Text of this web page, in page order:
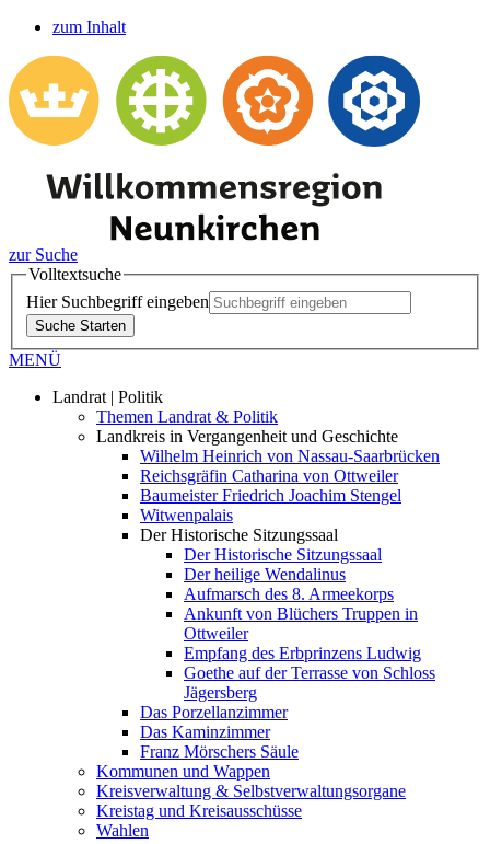
zum Inhalt
zur Suche
Volltextsuche
Hier Suchbegriff eingeben
Suche Starten
MENÜ
Landrat | Politik
Themen Landrat & Politik
Landkreis in Vergangenheit und Geschichte
Wilhelm Heinrich von Nassau-Saarbrücken
Reichsgräfin Catharina von Ottweiler
Baumeister Friedrich Joachim Stengel
Witwenpalais
Der Historische Sitzungssaal
Der Historische Sitzungssaal
Der heilige Wendalinus
Aufmarsch des 8. Armeekorps
Ankunft von Blüchers Truppen in
Ottweiler
Empfang des Erbprinzens Ludwig
Goethe auf der Terrasse von Schloss
Jägersberg
Das Porzellanzimmer
Das Kaminzimmer
Franz Mörschers Säule
Kommunen und Wappen
Kreisverwaltung & Selbstverwaltungsorgane
Kreistag und Kreisausschüsse
Wahlen